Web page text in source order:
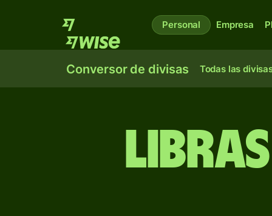
Personal Empresa
Conversor de divisas Todas las